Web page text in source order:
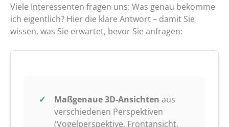
Viele Interessenten fragen uns: Was genau bekomme
ich eigentlich? Hier die klare Antwort – damit Sie
wissen, was Sie erwartet, bevor Sie anfragen:
Maßgenaue 3D-Ansichten aus
verschiedenen Perspektiven
(Vogelperspektive, Frontansicht,